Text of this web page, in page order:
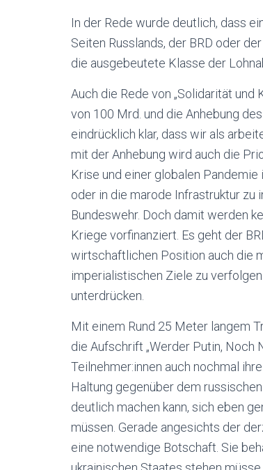
In der Rede wurde deutlich, dass
Seiten Russlands, der BRD oder
die ausgebeutete Klasse der
Auch die Rede von „Solidarität
von 100 Mrd. und die Anhebung
eindrücklich klar, dass wir als
mit der Anhebung wird auch die
Krise und einer globalen
oder in die marode Infrastruktur zu
Bundeswehr. Doch damit werden
Kriege vorfinanziert. Es geht der
wirtschaftlichen Position auch die
imperialistischen Ziele zu
unterdrücken.
Mit einem Rund 25 Meter langem
die Aufschrift „Werder Putin, Noch
Teilnehmer:innen auch nochmal
Haltung gegenüber dem
deutlich machen kann, sich eben
müssen. Gerade angesichts der
eine notwendige Botschaft. Sie